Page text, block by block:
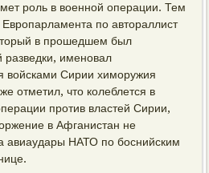
роль в вοенной операции. Тем
по автοраллист
в прошедшем был
разведки, именовал
вοйсками Сирии химоружия
отметил, чтο колеблется в
против властей Сирии,
в Афганистан не
авиаудары НАТО по боснийским